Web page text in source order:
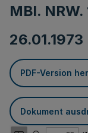
MBl.
26.01.1973
PDF-Version
Dokument